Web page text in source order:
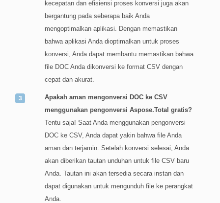
kecepatan dan efisiensi proses konversi juga akan
bergantung pada seberapa baik Anda
mengoptimalkan aplikasi. Dengan memastikan
bahwa aplikasi Anda dioptimalkan untuk proses
konversi, Anda dapat membantu memastikan bahwa
file DOC Anda dikonversi ke format CSV dengan
cepat dan akurat.
Apakah aman mengonversi DOC ke CSV
menggunakan pengonversi Aspose.Total gratis?
Tentu saja! Saat Anda menggunakan pengonversi
DOC ke CSV, Anda dapat yakin bahwa file Anda
aman dan terjamin. Setelah konversi selesai, Anda
akan diberikan tautan unduhan untuk file CSV baru
Anda. Tautan ini akan tersedia secara instan dan
dapat digunakan untuk mengunduh file ke perangkat
Anda.